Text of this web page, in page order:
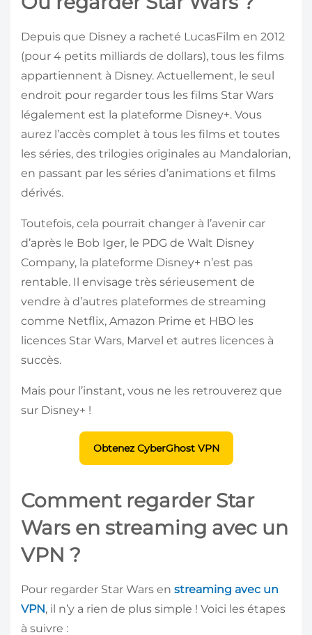
Depuis que Disney a racheté LucasFilm en 2012
(pour 4 petits milliards de dollars), tous les films
appartiennent à Disney. Actuellement, le seul
endroit pour regarder tous les films Star Wars
légalement est la plateforme Disney+. Vous
aurez l’accès complet à tous les films et toutes
les séries, des trilogies originales au Mandalorian,
en passant par les séries d’animations et films
dérivés.
Toutefois, cela pourrait changer à l’avenir car
d’après le Bob Iger, le PDG de Walt Disney
Company, la plateforme Disney+ n’est pas
rentable. Il envisage très sérieusement de
vendre à d’autres plateformes de streaming
comme Netflix, Amazon Prime et HBO les
licences Star Wars, Marvel et autres licences à
succès.
Mais pour l’instant, vous ne les retrouverez que
sur Disney+ !
Obtenez CyberGhost VPN
Comment regarder Star
Wars en streaming avec un
VPN ?
Pour regarder Star Wars en streaming avec un
VPN, il n’y a rien de plus simple ! Voici les étapes
à suivre :